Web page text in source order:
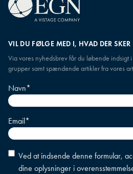
VIL DU FØLGE MED I, HVAD DER
Via vores nyhedsbrev får du løbende indsigt
grupper samt spændende artikler fra vores
Navn*
Email*
Accepter
betingelser*
Ved at indsende denne formular,
dine oplysninger i